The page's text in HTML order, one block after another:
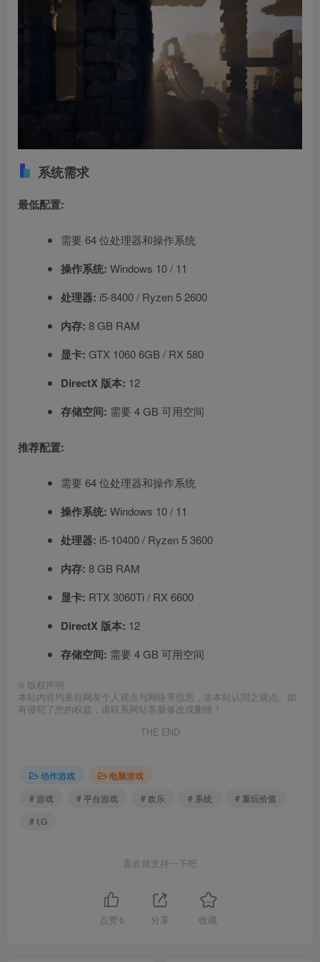
系统需求
最低配置:
需要 64 位处理器和操作系统
操作系统: Windows 10 / 11
处理器: i5-8400 / Ryzen 5 2600
内存: 8 GB RAM
显卡: GTX 1060 6GB / RX 580
DirectX 版本: 12
存储空间: 需要 4 GB 可用空间
推荐配置:
需要 64 位处理器和操作系统
操作系统: Windows 10 / 11
处理器: i5-10400 / Ryzen 5 3600
内存: 8 GB RAM
显卡: RTX 3060Ti / RX 6600
DirectX 版本: 12
存储空间: 需要 4 GB 可用空间
© 版权声明
本站内容均来自网友个人观点与网络等信息，非本站认同之观点。如
有侵犯了您的权益，请联系网站客服修改或删除！
THE END
动作游戏
电脑游戏
# 游戏
# 平台游戏 # 欢乐 # 系统
# 重玩价值
# I.G
喜欢就支持一下吧
点赞 6 分享 收藏